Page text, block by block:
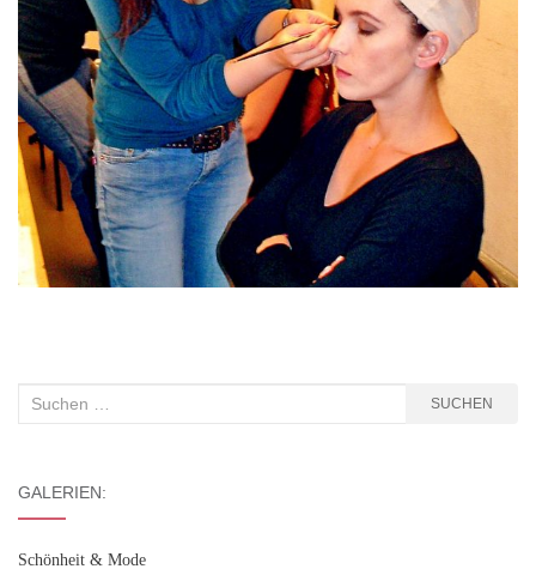
Suchen
SUCHEN
GALERIEN:
Schönheit & Mode